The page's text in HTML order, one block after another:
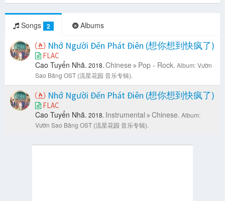
Songs 2 Albums
Nhớ Người Đến Phát Điên (想你想到快疯了)
FLAC
Cao Tuyển Nhã. 2018. Chinese Pop - Rock. Album: Vườn
Sao Băng OST (流星花园 音乐专辑).
Nhớ Người Đến Phát Điên (想你想到快疯了)
FLAC
Cao Tuyển Nhã. 2018. Instrumental Chinese. Album:
Vườn Sao Băng OST (流星花园 音乐专辑).